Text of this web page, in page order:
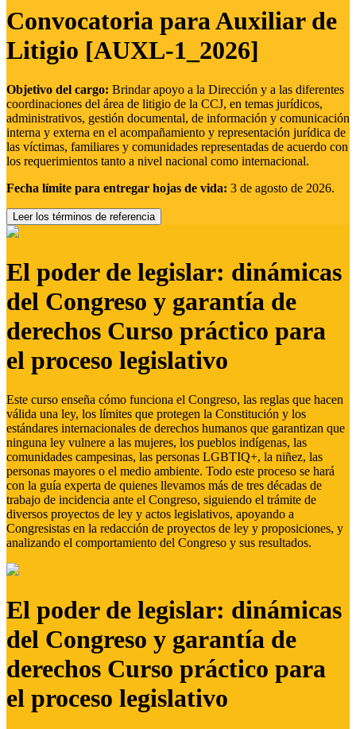
Convocatoria para Auxiliar de
Litigio [AUXL-1_2026]
Objetivo del cargo: Brindar apoyo a la Dirección y a las diferentes
coordinaciones del área de litigio de la CCJ, en temas jurídicos,
administrativos, gestión documental, de información y comunicación
interna y externa en el acompañamiento y representación jurídica de
las víctimas, familiares y comunidades representadas de acuerdo con
los requerimientos tanto a nivel nacional como internacional.
Fecha límite para entregar hojas de vida: 3 de agosto de 2026.
Leer los términos de referencia
El poder de legislar: dinámicas
del Congreso y garantía de
derechos Curso práctico para
el proceso legislativo
Este curso enseña cómo funciona el Congreso, las reglas que hacen
válida una ley, los límites que protegen la Constitución y los
estándares internacionales de derechos humanos que garantizan que
ninguna ley vulnere a las mujeres, los pueblos indígenas, las
comunidades campesinas, las personas LGBTIQ+, la niñez, las
personas mayores o el medio ambiente. Todo este proceso se hará
con la guía experta de quienes llevamos más de tres décadas de
trabajo de incidencia ante el Congreso, siguiendo el trámite de
diversos proyectos de ley y actos legislativos, apoyando a
Congresistas en la redacción de proyectos de ley y proposiciones, y
analizando el comportamiento del Congreso y sus resultados.
El poder de legislar: dinámicas
del Congreso y garantía de
derechos Curso práctico para
el proceso legislativo